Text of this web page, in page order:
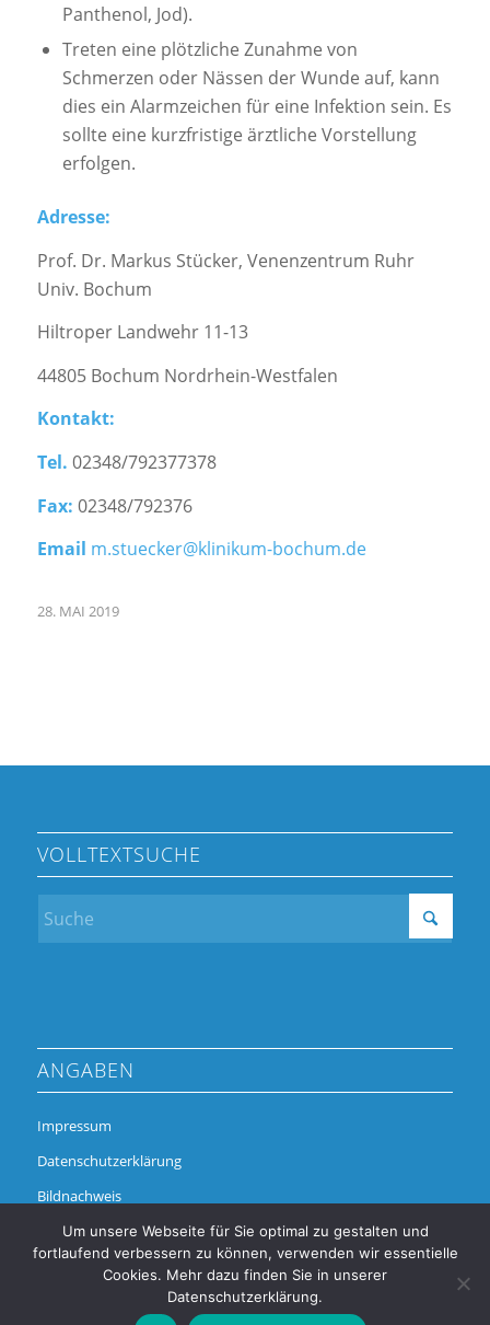
Panthenol, Jod).
Treten eine plötzliche Zunahme von
Schmerzen oder Nässen der Wunde auf, kann
dies ein Alarmzeichen für eine Infektion sein. Es
sollte eine kurzfristige ärztliche Vorstellung
erfolgen.
Adresse:
Prof. Dr. Markus Stücker, Venenzentrum Ruhr
Univ. Bochum
Hiltroper Landwehr 11-13
44805 Bochum Nordrhein-Westfalen
Kontakt:
Tel. 02348/792377378
Fax: 02348/792376
Email m.stuecker@klinikum-bochum.de
28. MAI 2019
VOLLTEXTSUCHE
ANGABEN
Impressum
Datenschutzerklärung
Bildnachweis
Um unsere Webseite für Sie optimal zu gestalten und
fortlaufend verbessern zu können, verwenden wir essentielle
Cookies. Mehr dazu finden Sie in unserer
Datenschutzerklärung.